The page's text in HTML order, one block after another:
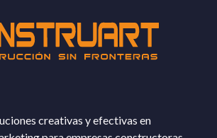
creativas y efectivas en